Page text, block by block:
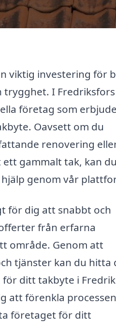
viktig investering för
trygghet. I
företag som
Oavsett om du
renovering
gammalt tak, kan du
genom vår
för dig att snabbt och
från erfarna
område. Genom att
tjänster kan du hitta
ditt takbyte i
att förenkla
företaget för ditt